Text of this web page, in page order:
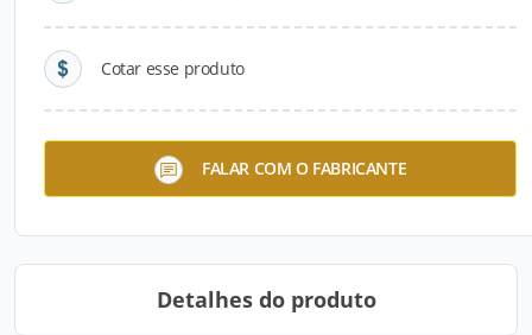
Cotar esse produto
FALAR COM O FABRICANTE
Detalhes do produto